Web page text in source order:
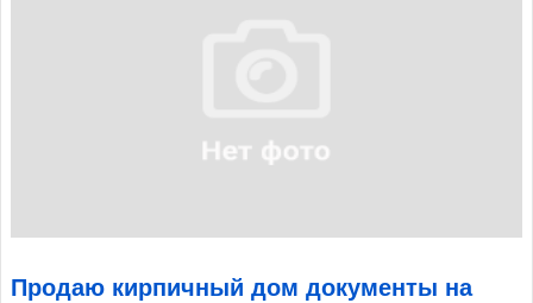
Продаю кирпичный дом документы на